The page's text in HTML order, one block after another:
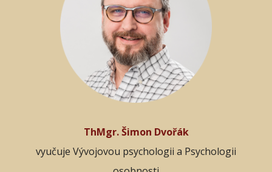
ThMgr. Šimon Dvořák
vyučuje Vývojovou psychologii a Psychologii